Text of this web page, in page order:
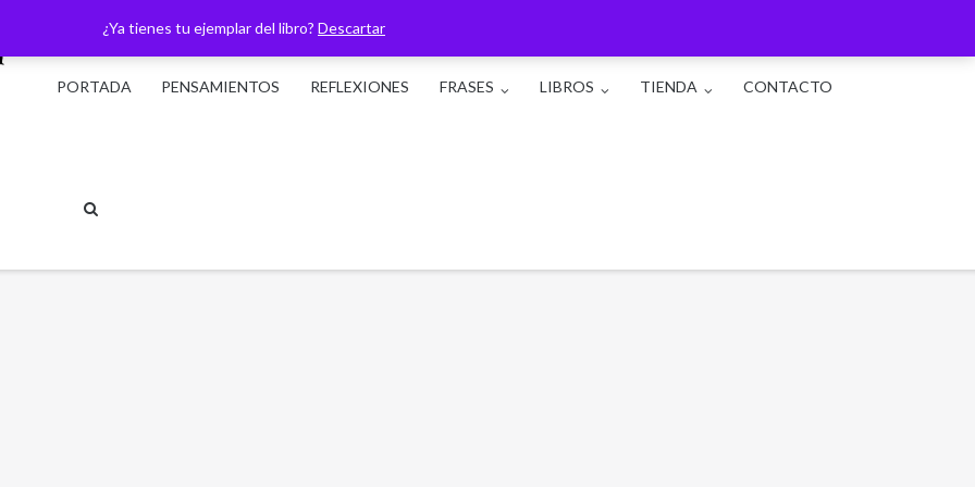
¿Ya tienes tu ejemplar del libro? Descartar
PORTADA
PENSAMIENTOS REFLEXIONES FRASES LIBROS TIENDA CONTACTO